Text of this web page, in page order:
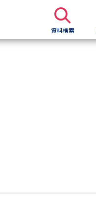
資料検索